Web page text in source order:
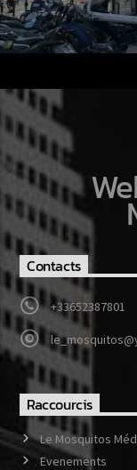
Contacts
+33652387801
Raccourcis
Le Mosquitos
Evenements